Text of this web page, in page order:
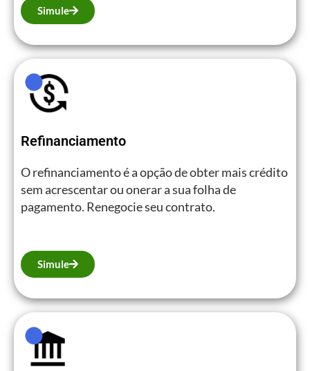
Simule
Refinanciamento
O refinanciamento é a opção de obter mais crédito
sem acrescentar ou onerar a sua folha de
pagamento. Renegocie seu contrato.
Simule